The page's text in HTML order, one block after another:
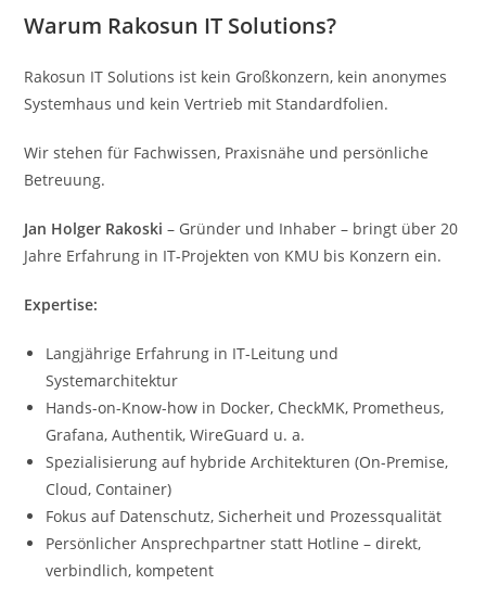
Warum Rakosun IT Solutions?
Rakosun IT Solutions ist kein Großkonzern, kein anonymes
Systemhaus und kein Vertrieb mit Standardfolien.
Wir stehen für Fachwissen, Praxisnähe und persönliche
Betreuung.
Jan Holger Rakoski – Gründer und Inhaber – bringt über 20
Jahre Erfahrung in IT-Projekten von KMU bis Konzern ein.
Expertise:
Langjährige Erfahrung in IT-Leitung und
Systemarchitektur
Hands-on-Know-how in Docker, CheckMK, Prometheus,
Grafana, Authentik, WireGuard u. a.
Spezialisierung auf hybride Architekturen (On-Premise,
Cloud, Container)
Fokus auf Datenschutz, Sicherheit und Prozessqualität
Persönlicher Ansprechpartner statt Hotline – direkt,
verbindlich, kompetent